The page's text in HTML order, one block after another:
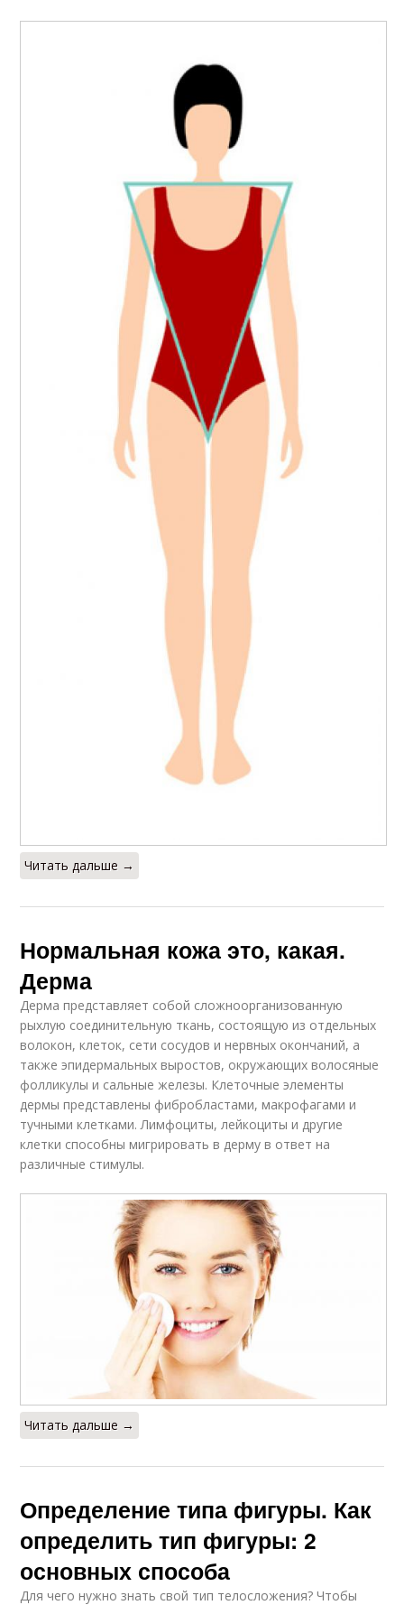
Читать дальше →
Нормальная кожа это, какая.
Дерма
Дерма представляет собой сложноорганизованную
рыхлую соединительную ткань, состоящую из отдельных
волокон, клеток, сети сосудов и нервных окончаний, а
также эпидермальных выростов, окружающих волосяные
фолликулы и сальные железы. Клеточные элементы
дермы представлены фибробластами, макрофагами и
тучными клетками. Лимфоциты, лейкоциты и другие
клетки способны мигрировать в дерму в ответ на
различные стимулы.
Читать дальше →
Определение типа фигуры. Как
определить тип фигуры: 2
основных способа
Для чего нужно знать свой тип телосложения? Чтобы